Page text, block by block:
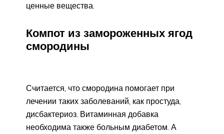
ценные вещества.
Компот из замороженных ягод
смородины
Считается, что смородина помогает при
лечении таких заболеваний, как простуда,
дисбактериоз. Витаминная добавка
необходима также больным диабетом. А